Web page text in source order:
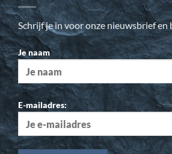
Schrijf je in voor onze nieuwsbrief
Je naam
E-mailadres: